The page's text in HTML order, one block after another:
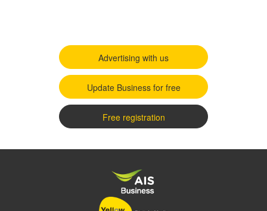
Advertising with us
Update Business for free
Free registration